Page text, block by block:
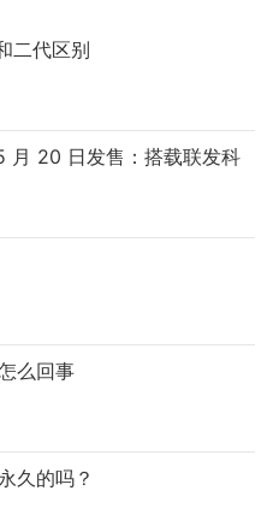
二代区别
月 20 日发售：搭载联发科
么回事
久的吗？